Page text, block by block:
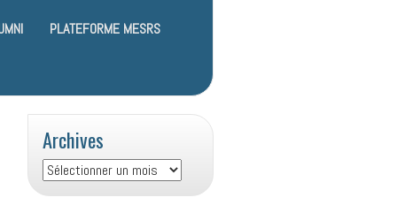
PLATEFORME MESRS
Archives
Archives